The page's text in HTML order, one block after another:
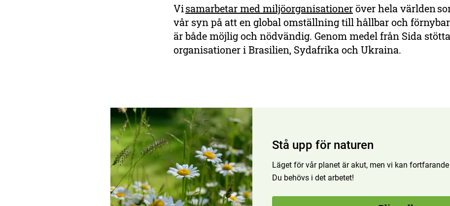
Visamarbetar med miljöorganisationeröver hela världen
vår syn på att en global omställning till hållbar och
är både möjlig och nödvändig. Genom medel från Sida
organisationer i Brasilien, Sydafrika och Ukraina.
Stå upp för naturen
Läget för vår planet är akut, men vi kan
Du behövs i det arbetet!